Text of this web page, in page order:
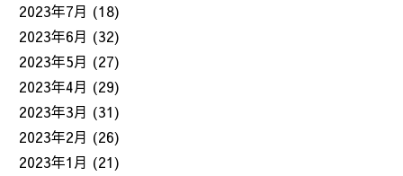
2023年7月 (18)
2023年6月 (32)
2023年5月 (27)
2023年4月 (29)
2023年3月 (31)
2023年2月 (26)
2023年1月 (21)